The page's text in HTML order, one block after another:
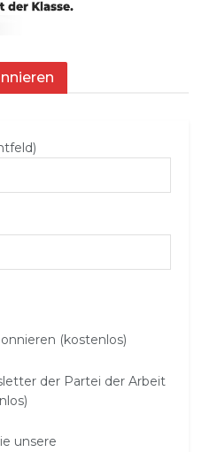
(kostenlos)
der Partei der Arbeit
unsere